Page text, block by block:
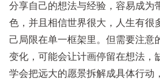
分享自己的想法与经验，容易成为
色，并且相信世界很大，人生有很
己局限在单一框架里。 但需要注意
变化，可能会让计画停留在想法，
学会把远大的愿景拆解成具体行动